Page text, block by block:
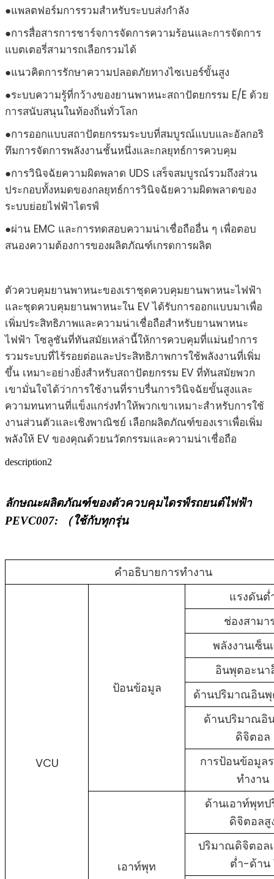
●แพลตฟอร์มการรวมสำหรับระบบส่งกำลัง
●การสื่อสารการชาร์จการจัดการความร้อนและการจัดการ
แบตเตอรี่สามารถเลือกรวมได้
●แนวคิดการรักษาความปลอดภัยทางไซเบอร์ขั้นสูง
●ระบบความรู้ที่กว้างของยานพาหนะสถาปัตยกรรม E/E ด้วย
การสนับสนุนในท้องถิ่นทั่วโลก
●การออกแบบสถาปัตยกรรมระบบที่สมบูรณ์แบบและอัลกอริ
ทึมการจัดการพลังงานชั้นหนึ่งและกลยุทธ์การควบคุม
●การวินิจฉัยความผิดพลาด UDS เสร็จสมบูรณ์รวมถึงส่วน
ประกอบทั้งหมดของกลยุทธ์การวินิจฉัยความผิดพลาดของ
ระบบย่อยไฟฟ้าไดรฟ์
●ผ่าน EMC และการทดสอบความน่าเชื่อถืออื่น ๆ เพื่อตอบ
สนองความต้องการของผลิตภัณฑ์เกรดการผลิต
ตัวควบคุมยานพาหนะของเราชุดควบคุมยานพาหนะไฟฟ้า
และชุดควบคุมยานพาหนะใน EV ได้รับการออกแบบมาเพื่อ
เพิ่มประสิทธิภาพและความน่าเชื่อถือสำหรับยานพาหนะ
ไฟฟ้า โซลูชันที่ทันสมัยเหล่านี้ให้การควบคุมที่แม่นยำการ
รวมระบบที่ไร้รอยต่อและประสิทธิภาพการใช้พลังงานที่เพิ่ม
ขึ้น เหมาะอย่างยิ่งสำหรับสถาปัตยกรรม EV ที่ทันสมัยพวก
เขามั่นใจได้ว่าการใช้งานที่ราบรื่นการวินิจฉัยขั้นสูงและ
ความทนทานที่แข็งแกร่งทำให้พวกเขาเหมาะสำหรับการใช้
งานส่วนตัวและเชิงพาณิชย์ เลือกผลิตภัณฑ์ของเราเพื่อเพิ่ม
พลังให้ EV ของคุณด้วยนวัตกรรมและความน่าเชื่อถือ
description2
ลักษณะผลิตภัณฑ์ของตัวควบคุมไดรฟ์รถยนต์ไฟฟ้า
PEVC007: （ใช้กับทุกรุ่น
คำอธิบายการทำงาน
VCU
ป้อนข้อมูล
แรงดันต่
ช่องสามา
พลังงานเซ็น
อินพุตอะนา
ด้านปริมาณอิน
ด้านปริมาณอิ
ดิจิตอล
การป้อนข้อมูล
ทำงาน
เอาท์พุท
ด้านเอาท์พุท
ดิจิตอลสู
ปริมาณดิจิตอล
ต่ำ-ด้าน